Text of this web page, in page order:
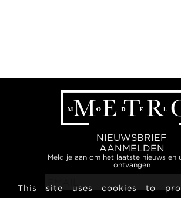
NIEUWSBRIEF
AANMELDEN
Meld je aan om het laatste nieuws en
ontvangen
This site uses cookies to